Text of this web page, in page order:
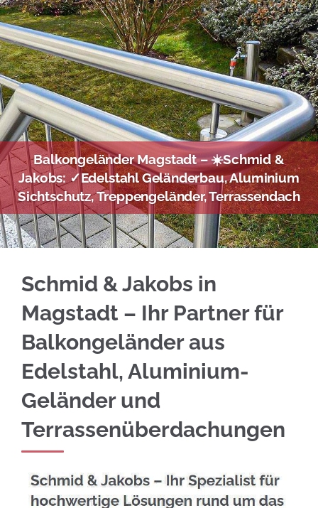
Balkongeländer Magstadt – ☀️Schmid &
Jakobs: ✓Edelstahl Geländerbau, Aluminium
Sichtschutz, Treppengeländer, Terrassendach
Schmid & Jakobs in
Magstadt – Ihr Partner für
Balkongeländer aus
Edelstahl, Aluminium-
Geländer und
Terrassenüberdachungen